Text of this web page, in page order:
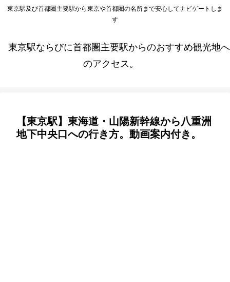
東京駅及び首都圏主要駅から東京や首都圏の名所まで安心してナビゲートしま
す
東京駅ならびに首都圏主要駅からのおすすめ観光地へ
のアクセス。
【東京駅】東海道・山陽新幹線から八重洲
地下中央口への行き方。動画案内付き。